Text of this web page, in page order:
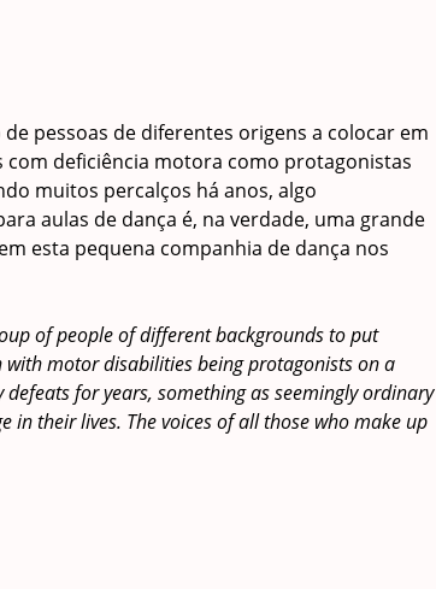
pessoas de diferentes origens a colocar em
deficiência motora como protagonistas
muitos percalços há anos, algo
aulas de dança é, na verdade, uma grande
esta pequena companhia de dança nos
of people of different backgrounds to put
motor disabilities being protagonists on a
for years, something as seemingly ordinary
in their lives. The voices of all those who make up